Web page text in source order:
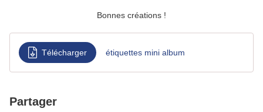
Bonnes créations !
Télécharger étiquettes mini album
Partager